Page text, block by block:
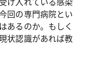
回の専門病院とい
あるのか。もしく
状認識があれば教